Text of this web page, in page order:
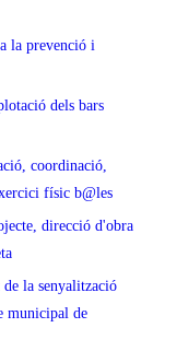
la prevenció i
dels bars
coordinació,
físic b@les
direcció d'obra
la senyalització
municipal de